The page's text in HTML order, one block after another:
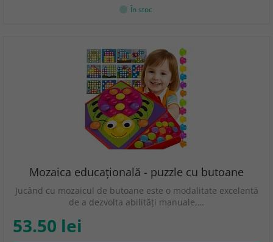
În stoc
Mozaica educațională - puzzle cu butoane
Jucând cu mozaicul de butoane este o modalitate excelentă
de a dezvolta abilități manuale,…
53.50 lei